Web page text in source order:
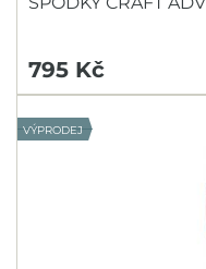
795 Kč
VÝPRODEJ